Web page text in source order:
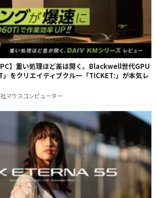
】重い処理ほど差は開く。Blackwell世代GPU
をクリエイティブクルー「TICKET:」が本気レ
マウスコンピューター